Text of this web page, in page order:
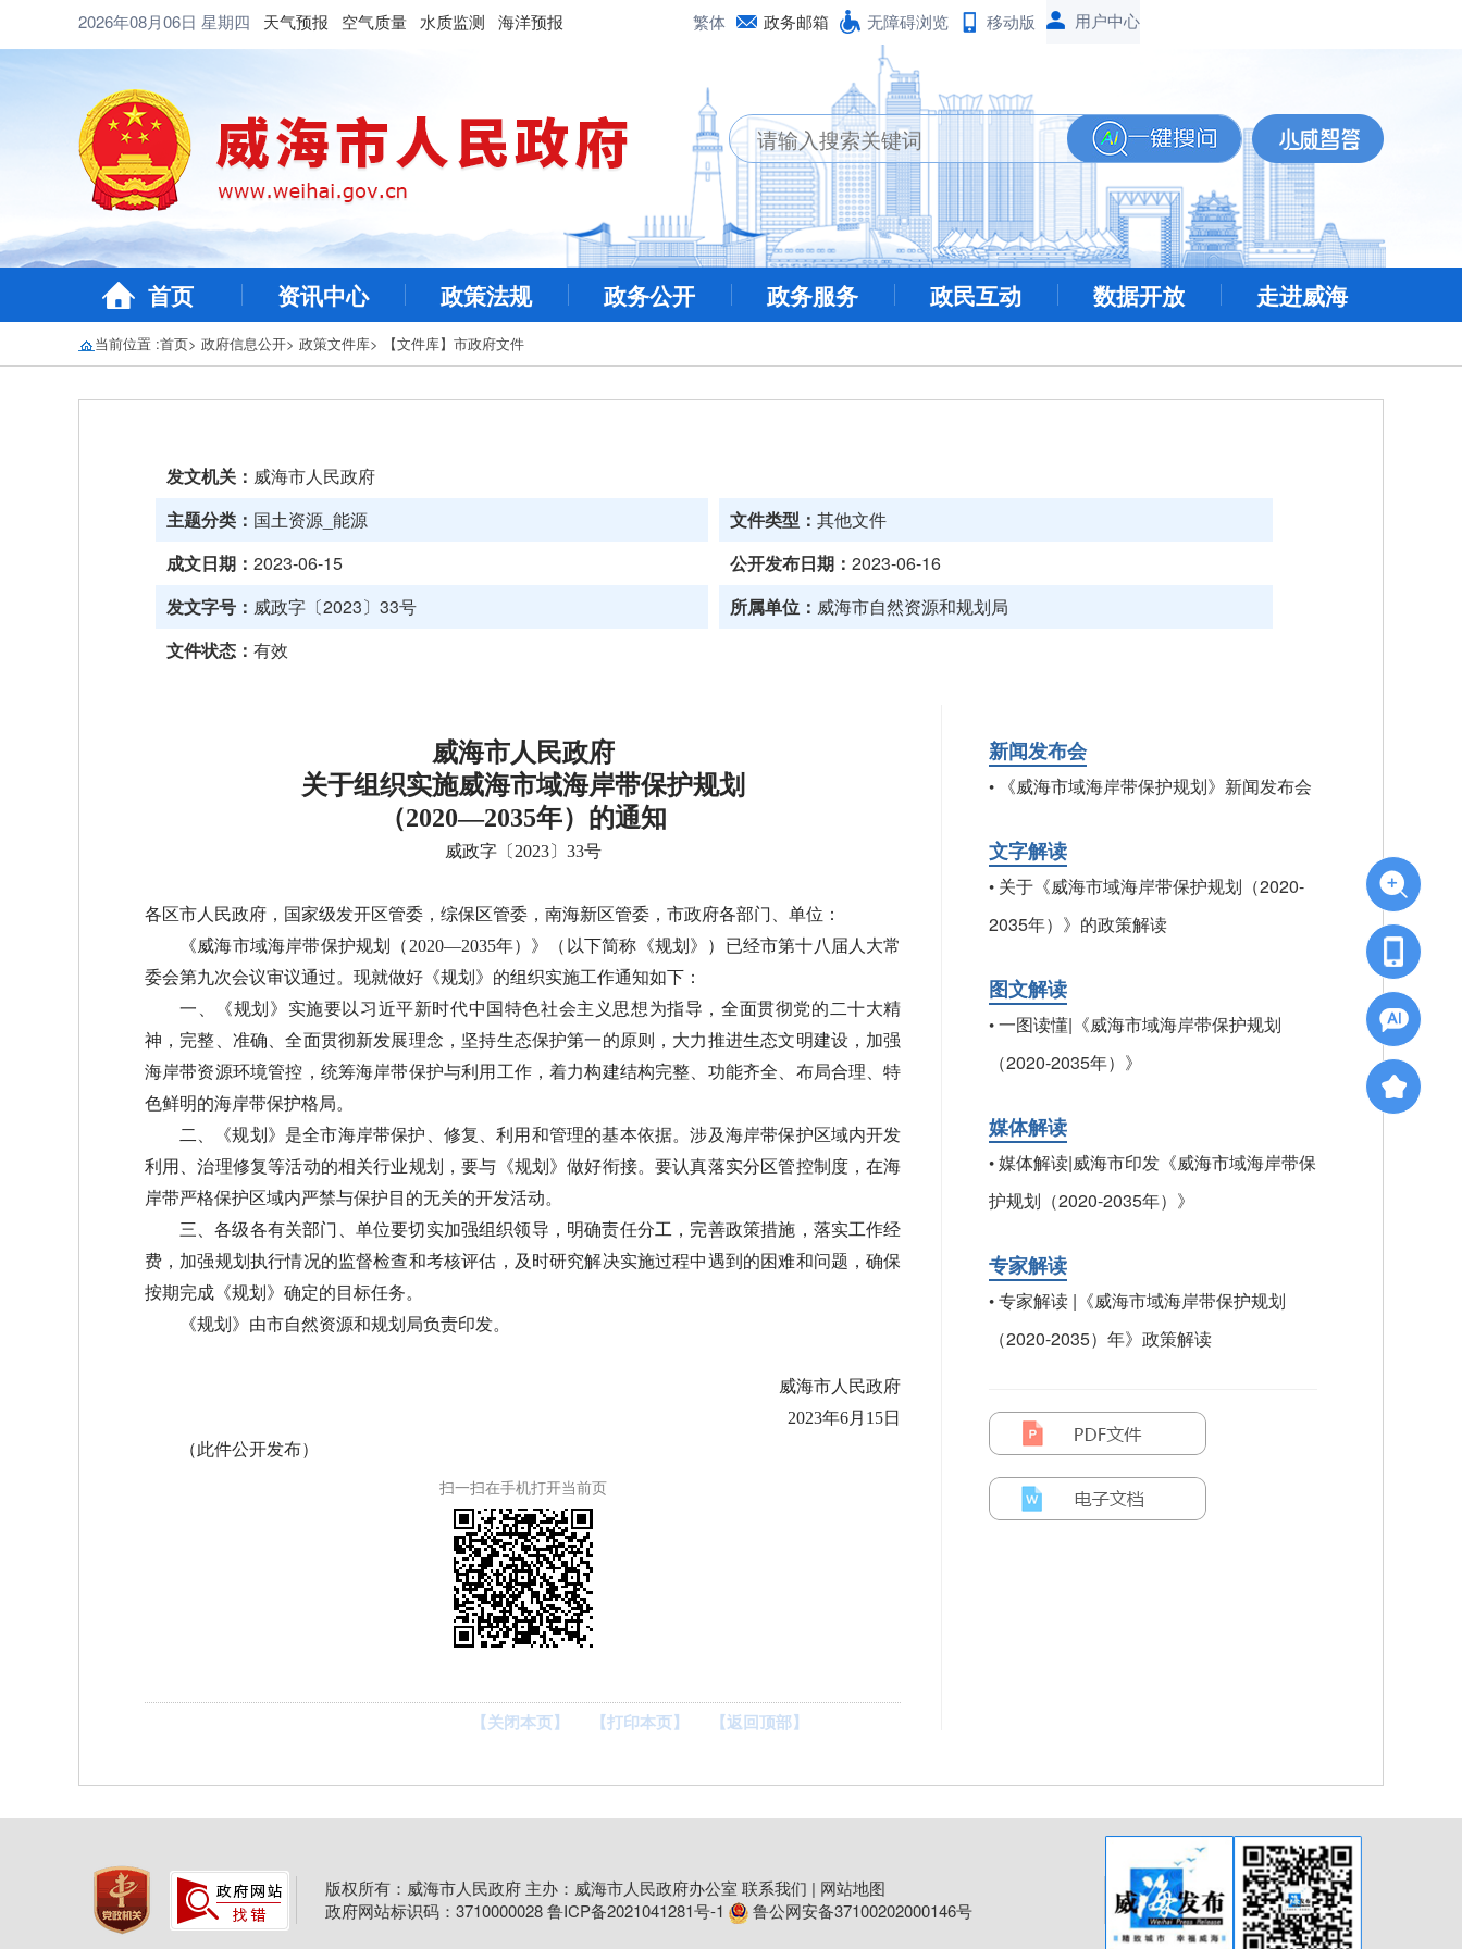
2026年08月06日 星期四 天气预报 空气质量 水质监测 海洋预报 繁体 政务邮箱 无障碍浏览 移动版
首页 资讯中心 政策法规 政务公开 政务服务 政民互动 数据开放 走进威海
当前位置 :首页> 政府信息公开> 政策文件库> 【文件库】市政府文件
发文机关： 威海市人民政府
主题分类： 国土资源_能源 文件类型：其他文件
成文日期： 2023-06-15 公开发布日期：2023-06-16
发文字号： 威政字〔2023〕33号 所属单位： 威海市自然资源和规划局
文件状态： 有效
威海市人民政府
关于组织实施威海市域海岸带保护规划
（2020—2035年）的通知
威政字〔2023〕33号
各区市人民政府，国家级发开区管委，综保区管委，南海新区管委，市政府各部门、单位：
《威海市域海岸带保护规划（2020—2035年）》（以下简称《规划》）已经市第十八届人大常
委会第九次会议审议通过。现就做好《规划》的组织实施工作通知如下：
一、《规划》实施要以习近平新时代中国特色社会主义思想为指导，全面贯彻党的二十大精
神，完整、准确、全面贯彻新发展理念，坚持生态保护第一的原则，大力推进生态文明建设，加强
海岸带资源环境管控，统筹海岸带保护与利用工作，着力构建结构完整、功能齐全、布局合理、特
色鲜明的海岸带保护格局。
二、《规划》是全市海岸带保护、修复、利用和管理的基本依据。涉及海岸带保护区域内开发
利用、治理修复等活动的相关行业规划，要与《规划》做好衔接。要认真落实分区管控制度，在海
岸带严格保护区域内严禁与保护目的无关的开发活动。
三、各级各有关部门、单位要切实加强组织领导，明确责任分工，完善政策措施，落实工作经
费，加强规划执行情况的监督检查和考核评估，及时研究解决实施过程中遇到的困难和问题，确保
按期完成《规划》确定的目标任务。
《规划》由市自然资源和规划局负责印发。
威海市人民政府
2023年6月15日
（此件公开发布）
扫一扫在手机打开当前页
【关闭本页】 【打印本页】 【返回顶部】
新闻发布会
• 《威海市域海岸带保护规划》新闻发布会
文字解读
• 关于《威海市域海岸带保护规划（2020-
2035年）》的政策解读
图文解读
•一图读懂|《威海市域海岸带保护规划
（2020-2035年）》
媒体解读
•媒体解读|威海市印发《威海市域海岸带保
护规划（2020-2035年）》
专家解读
•专家解读 |《威海市域海岸带保护规划
（2020-2035）年》政策解读
版权所有：威海市人民政府 主办：威海市人民政府办公室 联系我们 | 网站地图
政府网站标识码：3710000028鲁ICP备2021041281号-1 鲁公网安备37100202000146号